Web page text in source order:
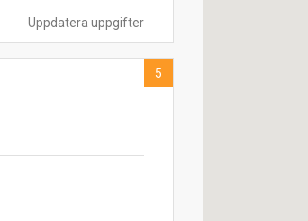
Uppdatera uppgifter
5